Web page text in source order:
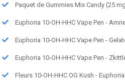
Paquet de Gummies Mix Candy (25
Euphoria 10-OH-HHC Vape Pen -
Euphoria 10-OH-HHC Vape Pen -
Euphoria 10-OH-HHC Vape Pen -
Fleurs 10-OH-HHC OG Kush -